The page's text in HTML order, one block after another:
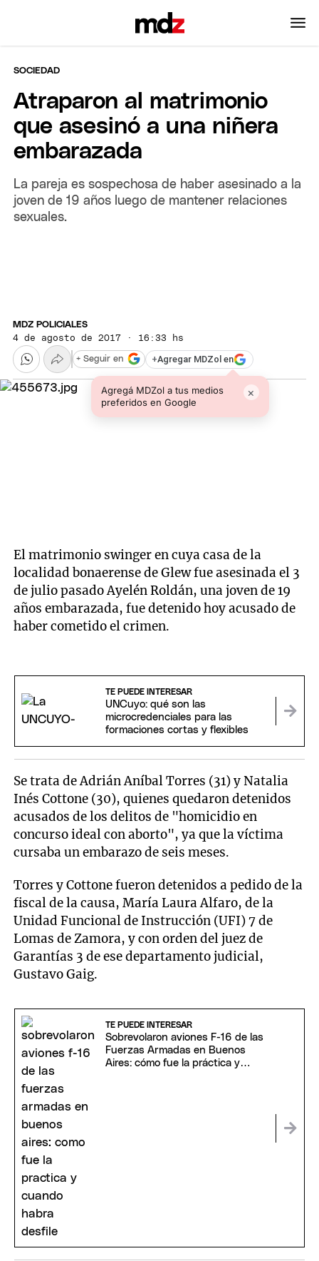
SOCIEDAD
Atraparon al matrimonio
que asesinó a una niñera
embarazada
La pareja es sospechosa de haber asesinado a la
joven de 19 años luego de mantener relaciones
sexuales.
MDZ POLICIALES
4 de agosto de 2017 · 16:33 hs
+Agregar MDZol en
Agregá MDZol a tus medios
preferidos en Google
×
+ Seguir en
El matrimonio swinger en cuya casa de la
localidad bonaerense de Glew fue asesinada el 3
de julio pasado Ayelén Roldán, una joven de 19
años embarazada, fue detenido hoy acusado de
haber cometido el crimen.
TE PUEDE INTERESAR
UNCuyo: qué son las
microcredenciales para las
formaciones cortas y flexibles
Se trata de Adrián Aníbal Torres (31) y Natalia
Inés Cottone (30), quienes quedaron detenidos
acusados de los delitos de "homicidio en
concurso ideal con aborto", ya que la víctima
cursaba un embarazo de seis meses.
Torres y Cottone fueron detenidos a pedido de la
fiscal de la causa, María Laura Alfaro, de la
Unidad Funcional de Instrucción (UFI) 7 de
Lomas de Zamora, y con orden del juez de
Garantías 3 de ese departamento judicial,
Gustavo Gaig.
TE PUEDE INTERESAR
Sobrevolaron aviones F-16 de las
Fuerzas Armadas en Buenos
Aires: cómo fue la práctica y